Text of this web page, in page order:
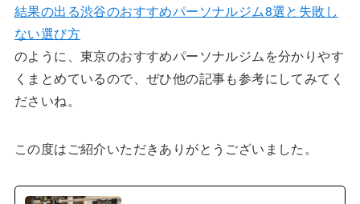
結果の出る渋谷のおすすめパーソナルジム8選と失敗し
ない選び方
のように、東京のおすすめパーソナルジムを分かりやす
くまとめているので、ぜひ他の記事も参考にしてみてく
ださいね。
この度はご紹介いただきありがとうございました。